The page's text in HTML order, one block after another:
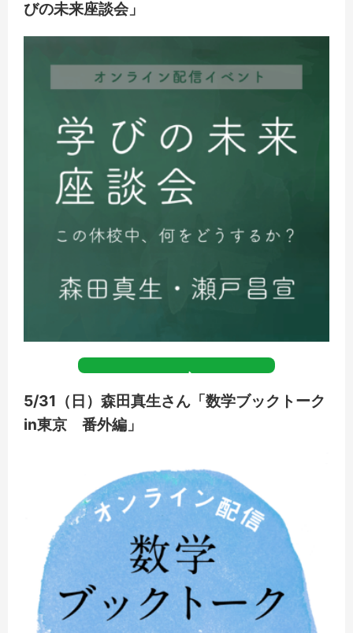
びの未来座談会」
5/31（日）森田真生さん「数学ブックトーク
in東京 番外編」